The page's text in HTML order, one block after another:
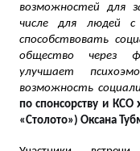
возможностей для
числе для людей
способствовать
общество через
улучшает
возможность
по спонсорству и КСО
«Столото») Оксана